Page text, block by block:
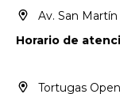
Av. San
Horario de
Tortugas